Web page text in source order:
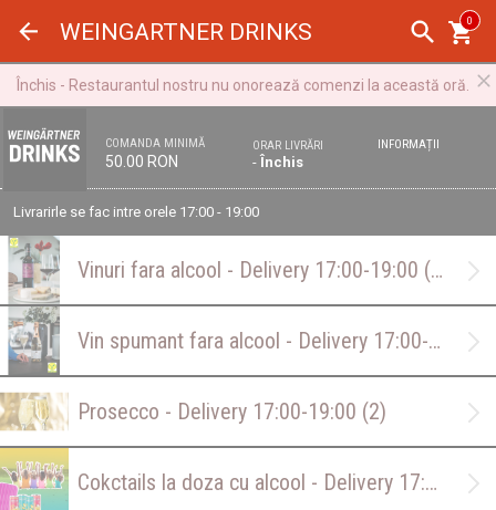
WEINGARTNER DRINKS 0
Închis - Restaurantul nostru nu onorează comenzi la această oră.
COMANDA MINIMĂ
50.00 RON
INFORMAȚII
ORAR LIVRĂRI
- Închis
Livrarirle se fac intre orele 17:00 - 19:00
Vinuri fara alcool - Delivery 17:00-19:00 (13)
Vin spumant fara alcool - Delivery 17:00-19:00
Prosecco - Delivery 17:00-19:00 (2)
Cokctails la doza cu alcool - Delivery 17:00-19:00